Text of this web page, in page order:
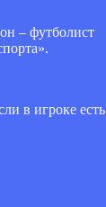
– футболист
в игроке есть